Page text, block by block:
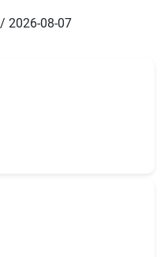
2026-08-07